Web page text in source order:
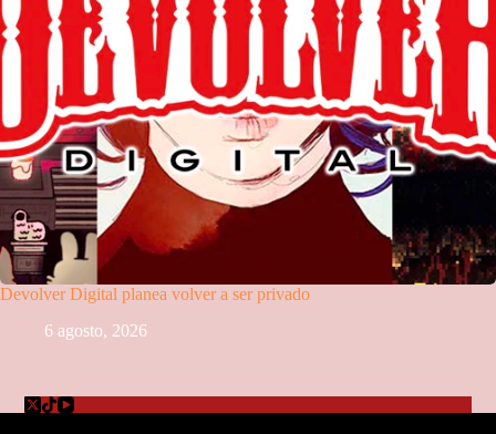
Devolver Digital planea volver a ser privado
6 agosto, 2026